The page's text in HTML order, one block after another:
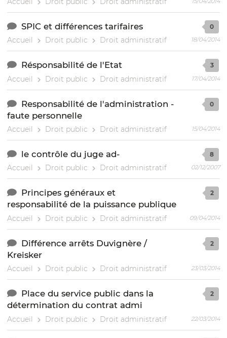
SPIC et différences tarifaires
Accueil Droit public Droit administratif
0
18/04/2014
Résponsabilité de l'Etat
Accueil Droit public Droit administratif
3
17/04/2014
Responsabilité de l'administration -
faute personnelle
Accueil Droit public Droit administratif
0
15/04/2014
le contrôle du juge ad-
Accueil Droit public Droit administratif
8
02/12/2007
Principes généraux et
responsabilité de la puissance publique
Accueil Droit public Droit administratif
2
09/04/2014
Différence arrêts Duvignère /
Kreisker
Accueil Droit public Droit administratif
2
23/03/2014
Place du service public dans la
détermination du contrat admi
Accueil Droit public Droit administratif
2
22/03/2014